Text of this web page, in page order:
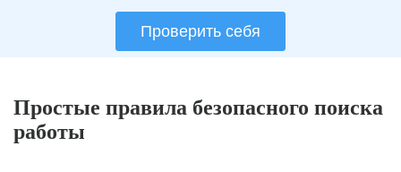
Проверить себя
Простые правила безопасного поиска
работы